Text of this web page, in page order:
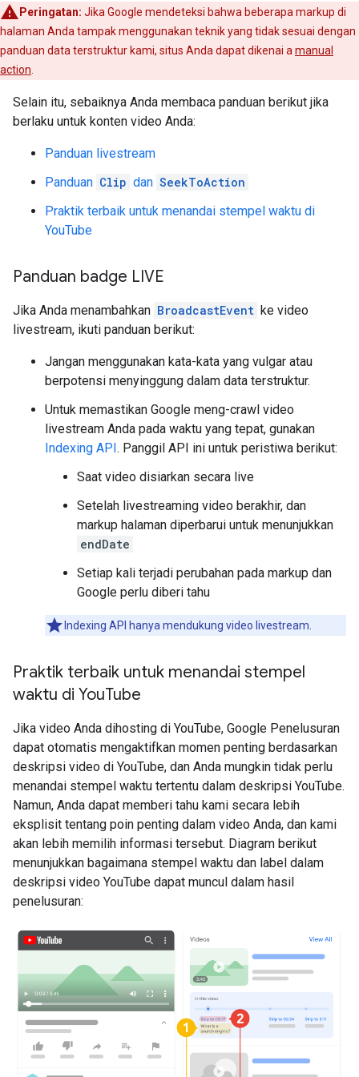
Peringatan: Jika Google mendeteksi bahwa beberapa markup di
halaman Anda tampak menggunakan teknik yang tidak sesuai dengan
panduan data terstruktur kami, situs Anda dapat dikenai a manual
action
Selain itu, sebaiknya Anda membaca panduan berikut jika
berlaku untuk konten video Anda:
Panduan livestream
Panduan Clip dan SeekToAction
Praktik terbaik untuk menandai stempel waktu di
YouTube
Panduan badge LIVE
Jika Anda menambahkan BroadcastEvent ke video
livestream, ikuti panduan berikut:
Jangan menggunakan kata-kata yang vulgar atau
berpotensi menyinggung dalam data terstruktur.
Untuk memastikan Google meng-crawl video
livestream Anda pada waktu yang tepat, gunakan
Indexing API. Panggil API ini untuk peristiwa berikut:
Saat video disiarkan secara live
Setelah livestreaming video berakhir, dan
markup halaman diperbarui untuk menunjukkan
endDate
Setiap kali terjadi perubahan pada markup dan
Google perlu diberi tahu
Indexing API hanya mendukung video livestream.
Praktik terbaik untuk menandai stempel
waktu di YouTube
Jika video Anda dihosting di YouTube, Google Penelusuran
dapat otomatis mengaktifkan momen penting berdasarkan
deskripsi video di YouTube, dan Anda mungkin tidak perlu
menandai stempel waktu tertentu dalam deskripsi YouTube.
Namun, Anda dapat memberi tahu kami secara lebih
eksplisit tentang poin penting dalam video Anda, dan kami
akan lebih memilih informasi tersebut. Diagram berikut
menunjukkan bagaimana stempel waktu dan label dalam
deskripsi video YouTube dapat muncul dalam hasil
penelusuran: